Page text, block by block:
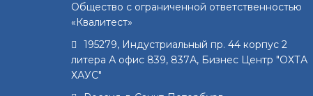
Общество с ограниченной ответственностью
«Квалитест»
195279, Индустриальный пр. 44 корпус 2
литера А офис 839, 837А, Бизнес Центр "ОХТА
ХАУС"